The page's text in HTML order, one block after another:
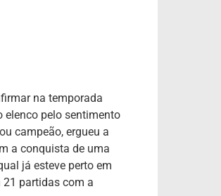
na temporada
elenco pelo sentimento
campeão, ergueu a
a conquista de uma
já esteve perto em
partidas com a